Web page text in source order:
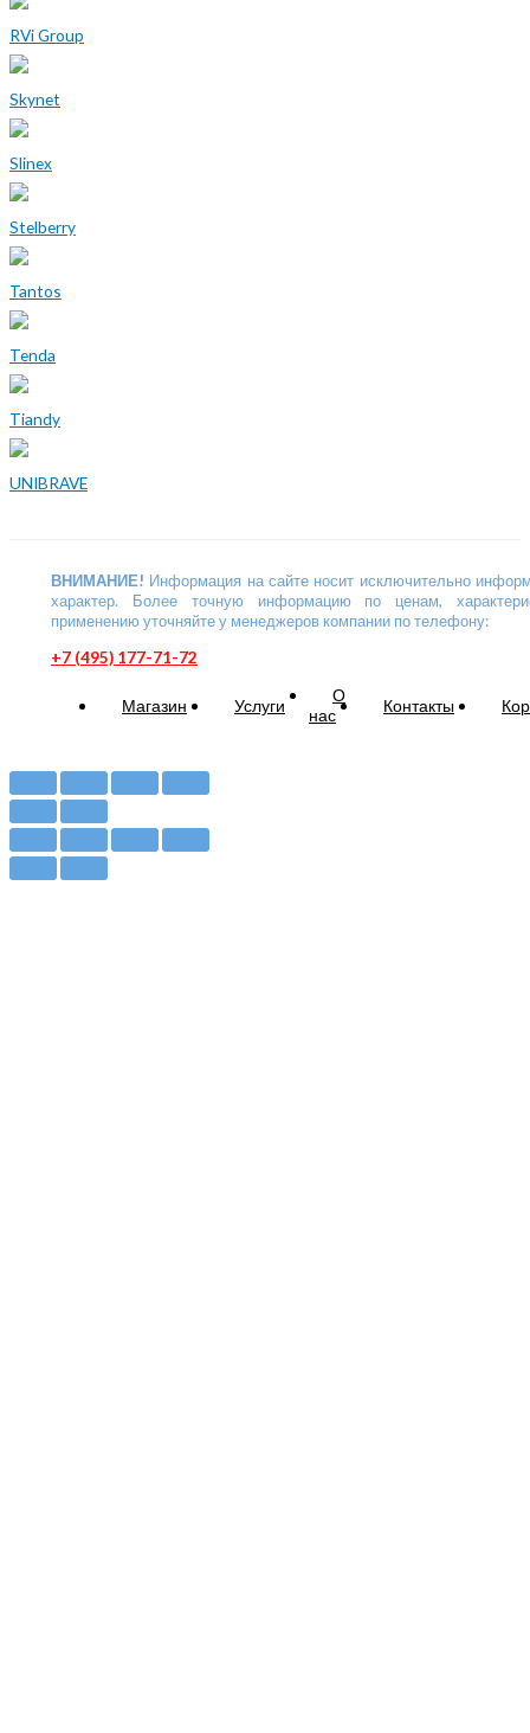
RVi Group
Skynet
Slinex
Stelberry
Tantos
Tenda
Tiandy
UNIBRAVE
ВНИМАНИЕ! Информация на сайте носит исключительно
характер. Более точную информацию по ценам,
применению уточняйте у менеджеров компании по телефону:
+7 (495) 177-71-72
Магазин Услуги
О
нас
Контакты